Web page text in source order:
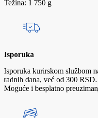
Težina: 1 750 g
Isporuka
Isporuka kurirskom službom
radnih dana, već od 300 RSD.
Moguće i besplatno